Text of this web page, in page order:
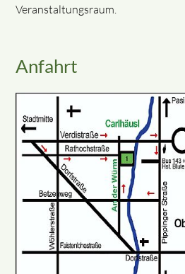
Veranstaltungsraum.
Anfahrt